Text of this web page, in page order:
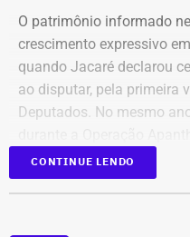
“Sabemos que a moradia
movimento ocupa um
subutilizado, mais do que
fundamental, ele devolve
para centenas de
Moradores da
O patrimônio informado
crescimento expressivo
quando Jacaré declarou
ao disputar, pela primeira
Deputados. No mesmo
Ministério Público do Rio
investigou um esquema
CONTINUE LENDO